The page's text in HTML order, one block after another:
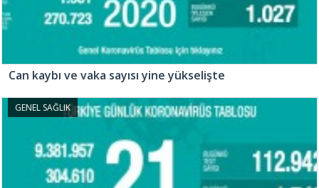
Can kaybı ve vaka sayısı yine yükselişte
GENEL SAĞLIK